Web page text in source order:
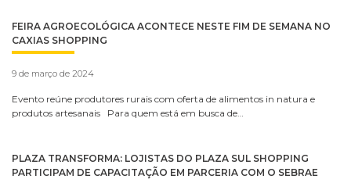
FEIRA AGROECOLÓGICA ACONTECE NESTE FIM DE SEMANA NO
CAXIAS SHOPPING
9 de março de 2024
Evento reúne produtores rurais com oferta de alimentos in natura e
produtos artesanais Para quem está em busca de…
PLAZA TRANSFORMA: LOJISTAS DO PLAZA SUL SHOPPING
PARTICIPAM DE CAPACITAÇÃO EM PARCERIA COM O SEBRAE